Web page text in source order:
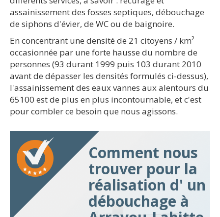
assainissement des fosses septiques, débouchage
de siphons d'évier, de WC ou de baignoire.
En concentrant une densité de 21 citoyens / km²
occasionnée par une forte hausse du nombre de
personnes (93 durant 1999 puis 103 durant 2010
avant de dépasser les densités formulés ci-dessus),
l'assainissement des eaux vannes aux alentours du
65100 est de plus en plus incontournable, et c'est
pour combler ce besoin que nous agissons.
Comment nous
trouver pour la
réalisation d' un
débouchage à